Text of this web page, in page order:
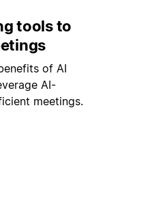
tools to
of AI
AI-
meetings.